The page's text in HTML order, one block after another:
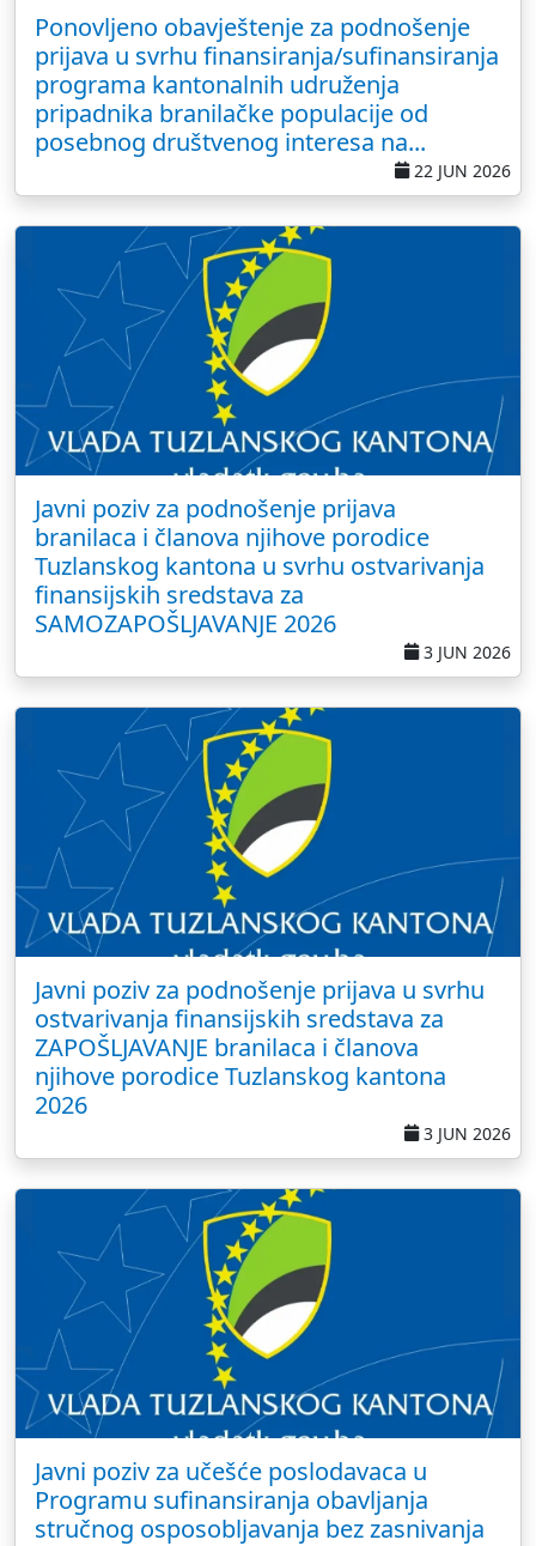
Ponovljeno obavještenje za podnošenje
prijava u svrhu finansiranja/sufinansiranja
programa kantonalnih udruženja
pripadnika branilačke populacije od
posebnog društvenog interesa na...
22 JUN 2026
Javni poziv za podnošenje prijava
branilaca i članova njihove porodice
Tuzlanskog kantona u svrhu ostvarivanja
finansijskih sredstava za
SAMOZAPOŠLJAVANJE 2026
3 JUN 2026
Javni poziv za podnošenje prijava u svrhu
ostvarivanja finansijskih sredstava za
ZAPOŠLJAVANJE branilaca i članova
njihove porodice Tuzlanskog kantona
2026
3 JUN 2026
Javni poziv za učešće poslodavaca u
Programu sufinansiranja obavljanja
stručnog osposobljavanja bez zasnivanja